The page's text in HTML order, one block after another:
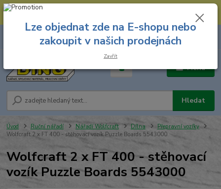
--- Spojovací materiál: 774 431 045 --- Prodejna nářadí: 731 449 423 --
Menu
Hledat
8.00 hod. - 16.00 hod.
za
Úvod Ruční nářadí Nářadí Wolfcraft Dílna
Přepravní vozíky
Wolfcraft 2 x FT 400 - stěhovací vozík Puzzle Boards 5543000
Wolfcraft 2 x FT 400 - stěhovací
vozík Puzzle Boards 5543000
Lze objednat zde na E-shopu nebo
zakoupit v našich prodejnách
Zavřít